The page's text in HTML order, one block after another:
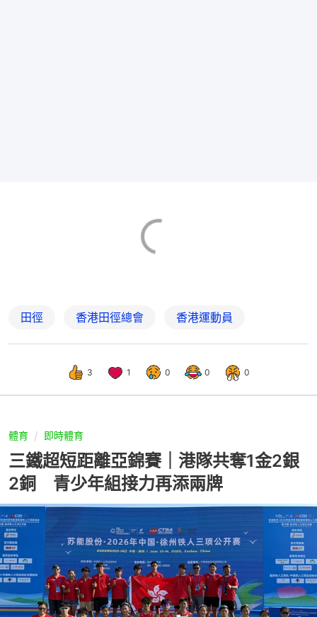
田徑 香港田徑總會 香港運動員
3 1 0 0 0
體育 即時體育
三鐵超短距離亞錦賽｜港隊共奪1金2銀
2銅 青少年組接力再添兩牌